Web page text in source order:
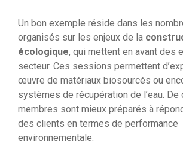
Un bon exemple réside dans les
organisés sur les enjeux de la
écologique, qui mettent en avant des
secteur. Ces sessions permettent
œuvre de matériaux biosourcés ou
systèmes de récupération de l’eau. De
membres sont mieux préparés à
des clients en termes de performance
environnementale.